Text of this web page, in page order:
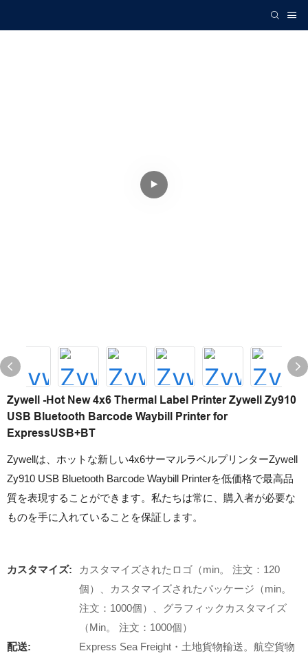
Zywell -Hot New 4x6 Thermal Label Printer Zywell Zy910
USB Bluetooth Barcode Waybill Printer for
ExpressUSB+BT
Zywellは、ホットな新しい4x6サーマルラベルプリンターZywell
Zy910 USB Bluetooth Barcode Waybill Printerを低価格で最高品
質を表現することができます。私たちは常に、購入者が必要な
ものを手に入れていることを保証します。
カスタマイズ:
カスタマイズされたロゴ（min。 注文：120
個）、カスタマイズされたパッケージ（min。
注文：1000個）、グラフィックカスタマイズ
（Min。 注文：1000個）
配送:
Express Sea Freight・土地貨物輸送。航空貨物